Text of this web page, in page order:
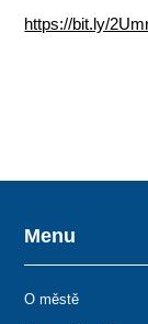
https://bit.ly/
Menu
O městě